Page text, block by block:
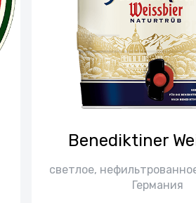
Вenediktiner
светлое,
Германия